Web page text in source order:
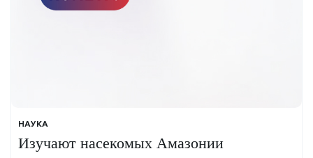
НАУКА
Изучают насекомых Амазонии